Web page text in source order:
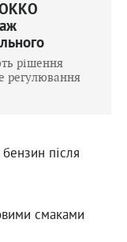
ОККО
рішення
регулювання
після
смаками